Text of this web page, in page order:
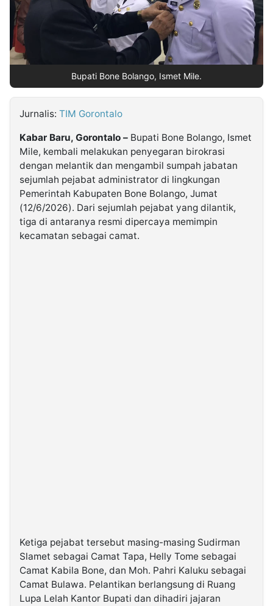
Follow
Kabarbaru
Kabarbaru.co
2026
Bupati Bone Bolango, Ismet Mile.
Jurnalis: TIM Gorontalo
Kabar Baru, Gorontalo – Bupati Bone Bolango, Ismet
Mile, kembali melakukan penyegaran birokrasi
dengan melantik dan mengambil sumpah jabatan
sejumlah pejabat administrator di lingkungan
Pemerintah Kabupaten Bone Bolango, Jumat
(12/6/2026). Dari sejumlah pejabat yang dilantik,
tiga di antaranya resmi dipercaya memimpin
kecamatan sebagai camat.
Ketiga pejabat tersebut masing-masing Sudirman
Slamet sebagai Camat Tapa, Helly Tome sebagai
Camat Kabila Bone, dan Moh. Pahri Kaluku sebagai
Camat Bulawa. Pelantikan berlangsung di Ruang
Lupa Lelah Kantor Bupati dan dihadiri jajaran